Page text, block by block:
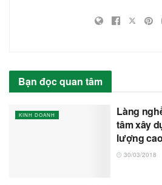
Bạn đọc quan tâm
KINH DOANH
Làng
tâm xây
lượng cao
30/03/2018